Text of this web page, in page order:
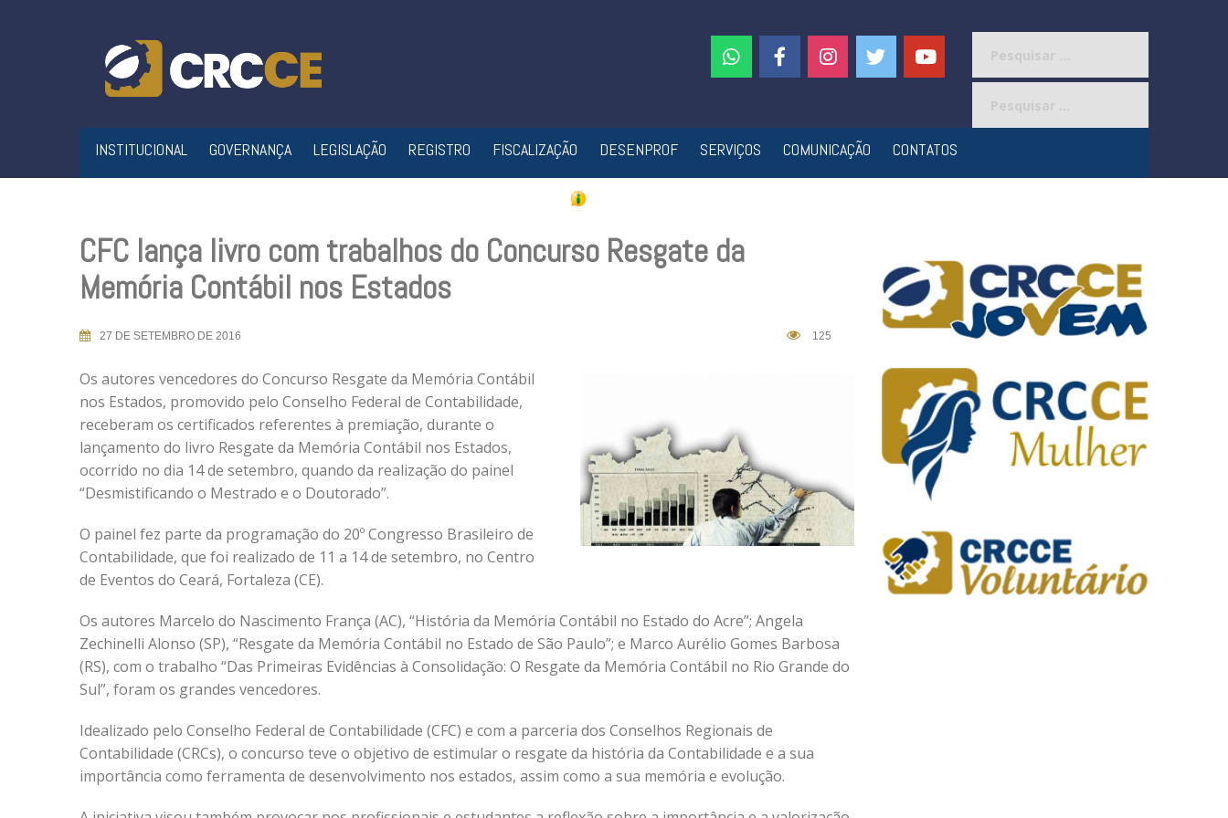
INSTITUCIONAL GOVERNANÇA LEGISLAÇÃO REGISTRO FISCALIZAÇÃO DESENPROF SERVIÇOS COMUNICAÇÃO CONTATOS
CFC lança livro com trabalhos do Concurso Resgate da
Memória Contábil nos Estados
27 DE SETEMBRO DE 2016 125
Os autores vencedores do Concurso Resgate da Memória Contábil
nos Estados, promovido pelo Conselho Federal de Contabilidade,
receberam os certificados referentes à premiação, durante o
lançamento do livro Resgate da Memória Contábil nos Estados,
ocorrido no dia 14 de setembro, quando da realização do painel
“Desmistificando o Mestrado e o Doutorado”.
O painel fez parte da programação do 20º Congresso Brasileiro de
Contabilidade, que foi realizado de 11 a 14 de setembro, no Centro
de Eventos do Ceará, Fortaleza (CE).
Os autores Marcelo do Nascimento França (AC), “História da Memória Contábil no Estado do Acre”; Angela
Zechinelli Alonso (SP), “Resgate da Memória Contábil no Estado de São Paulo”; e Marco Aurélio Gomes Barbosa
(RS), com o trabalho “Das Primeiras Evidências à Consolidação: O Resgate da Memória Contábil no Rio Grande do
Sul”, foram os grandes vencedores.
Idealizado pelo Conselho Federal de Contabilidade (CFC) e com a parceria dos Conselhos Regionais de
Contabilidade (CRCs), o concurso teve o objetivo de estimular o resgate da história da Contabilidade e a sua
importância como ferramenta de desenvolvimento nos estados, assim como a sua memória e evolução.